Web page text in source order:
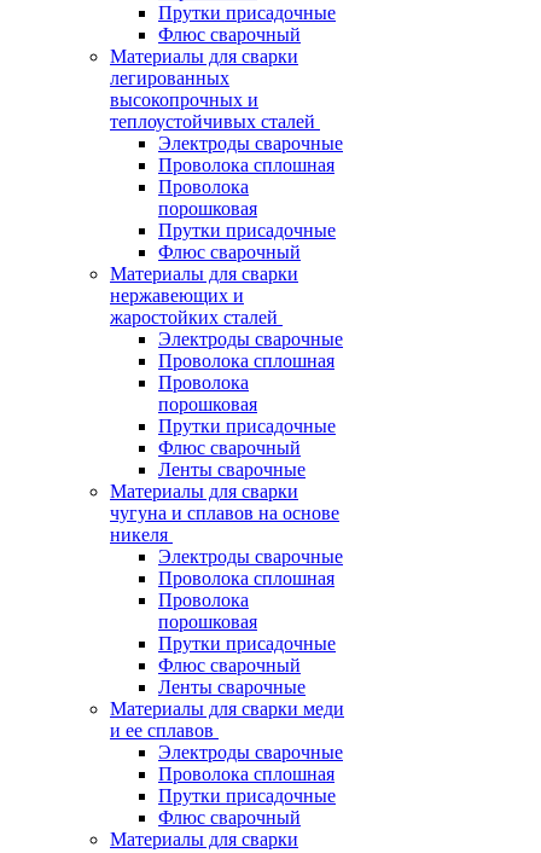
Прутки присадочные
Флюс сварочный
Материалы для сварки
легированных
высокопрочных и
теплоустойчивых сталей
Электроды сварочные
Проволока сплошная
Проволока
порошковая
Прутки присадочные
Флюс сварочный
Материалы для сварки
нержавеющих и
жаростойких сталей
Электроды сварочные
Проволока сплошная
Проволока
порошковая
Прутки присадочные
Флюс сварочный
Ленты сварочные
Материалы для сварки
чугуна и сплавов на основе
никеля
Электроды сварочные
Проволока сплошная
Проволока
порошковая
Прутки присадочные
Флюс сварочный
Ленты сварочные
Материалы для сварки меди
и ее сплавов
Электроды сварочные
Проволока сплошная
Прутки присадочные
Флюс сварочный
Материалы для сварки